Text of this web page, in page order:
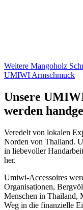
Weitere Mangoholz
UMIWI Armschmuck
Unsere
werden
Veredelt von lokalen
Norden von Thailand.
in liebevoller
her.
Umiwi-Accessoires
Organisationen,
Menschen in Thailand,
Weg in die finanzielle